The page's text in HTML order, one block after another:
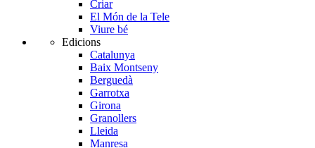
Criar
El Món de la Tele
Viure bé
Edicions
Catalunya
Baix Montseny
Berguedà
Garrotxa
Girona
Granollers
Lleida
Manresa